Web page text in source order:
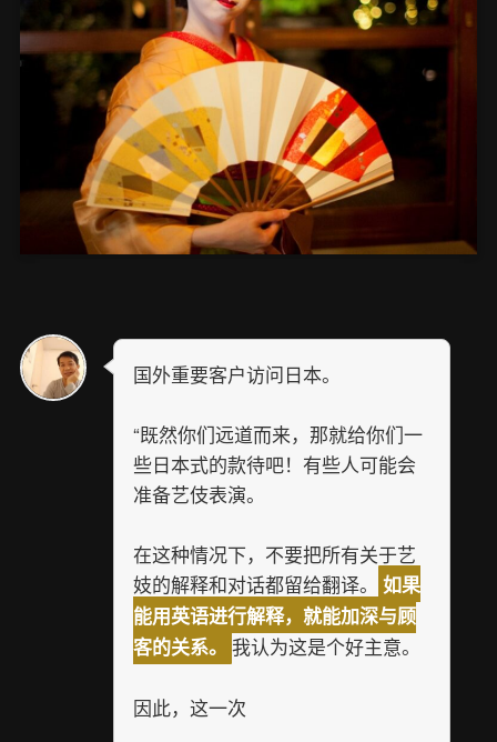
国外重要客户访问日本。
“既然你们远道而来，那就给你们一
些日本式的款待吧！有些人可能会
准备艺伎表演。
在这种情况下，不要把所有关于艺
妓的解释和对话都留给翻译。
如果
能用英语进行解释，就能加深与顾
客的关系。 我认为这是个好主意。
因此，这一次